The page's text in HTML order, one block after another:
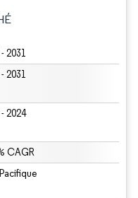
2031
2031
2024
CAGR